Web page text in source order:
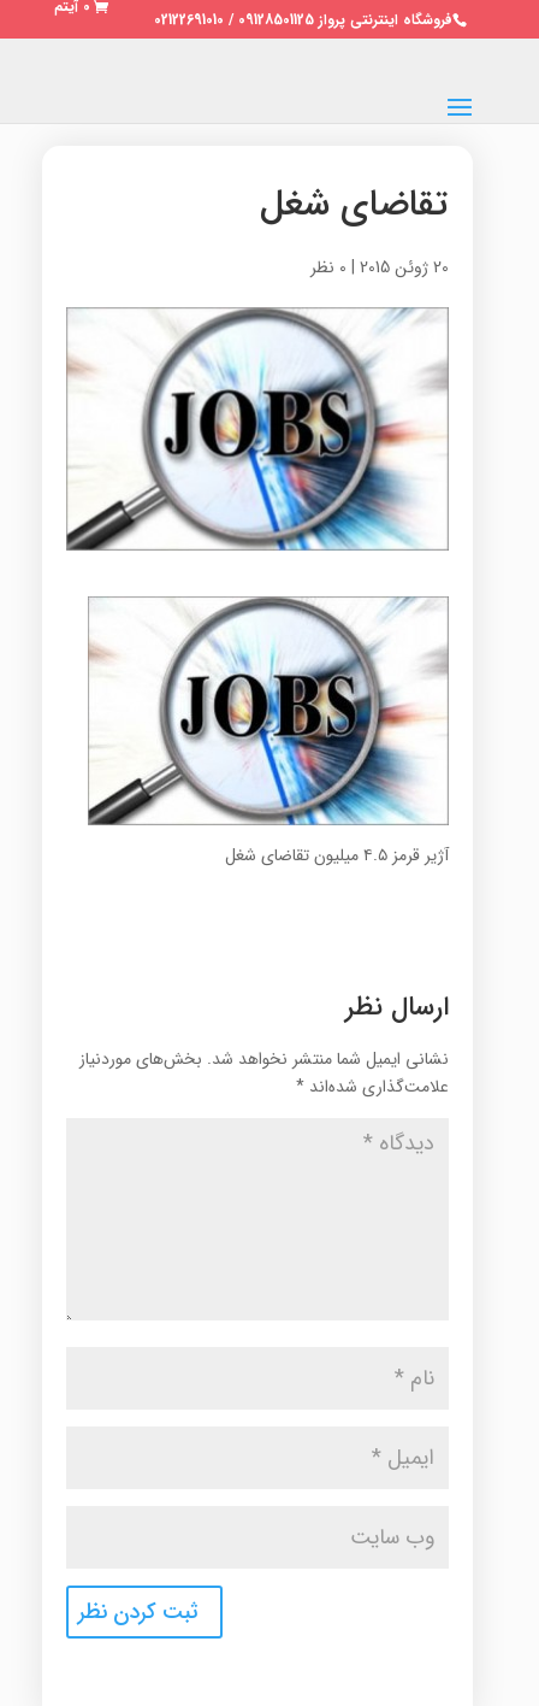
فروشگاه اینترنتی پرواز 09128501125 / 02122691010
0 آیتم
تقاضای شغل
20 ژوئن 2015 | 0 نظر
آژیر قرمز ۴.۵ میلیون تقاضای شغل
ارسال نظر
نشانی ایمیل شما منتشر نخواهد شد. بخش‌های موردنیاز
علامت‌گذاری شده‌اند *